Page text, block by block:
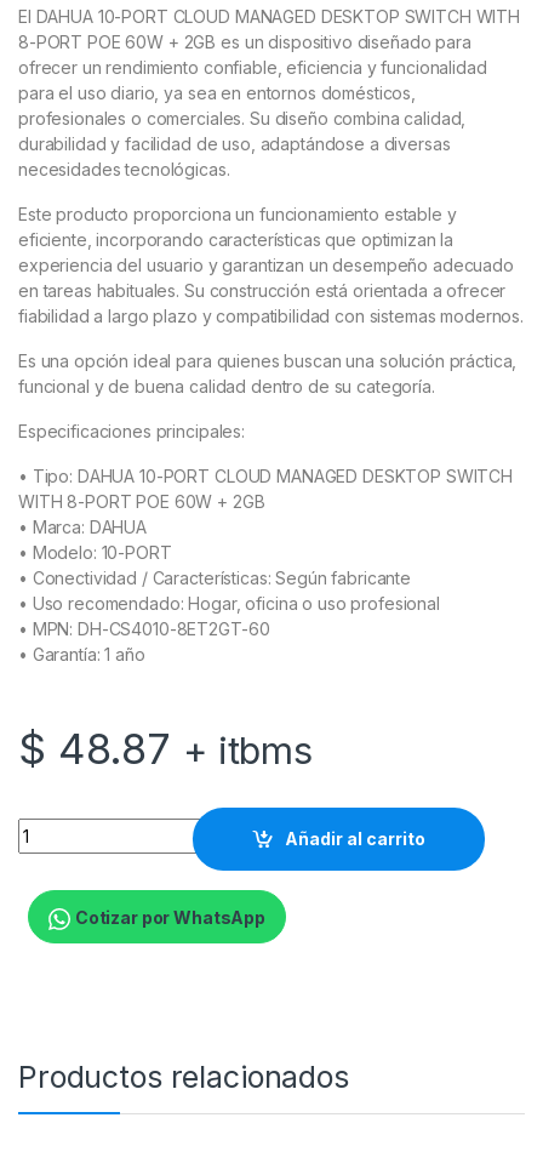
El DAHUA 10-PORT CLOUD MANAGED DESKTOP SWITCH WITH
8-PORT POE 60W + 2GB es un dispositivo diseñado para
ofrecer un rendimiento confiable, eficiencia y funcionalidad
para el uso diario, ya sea en entornos domésticos,
profesionales o comerciales. Su diseño combina calidad,
durabilidad y facilidad de uso, adaptándose a diversas
necesidades tecnológicas.
Este producto proporciona un funcionamiento estable y
eficiente, incorporando características que optimizan la
experiencia del usuario y garantizan un desempeño adecuado
en tareas habituales. Su construcción está orientada a ofrecer
fiabilidad a largo plazo y compatibilidad con sistemas modernos.
Es una opción ideal para quienes buscan una solución práctica,
funcional y de buena calidad dentro de su categoría.
Especificaciones principales:
• Tipo: DAHUA 10-PORT CLOUD MANAGED DESKTOP SWITCH
WITH 8-PORT POE 60W + 2GB
• Marca: DAHUA
• Modelo: 10-PORT
• Conectividad / Características: Según fabricante
• Uso recomendado: Hogar, oficina o uso profesional
• MPN: DH-CS4010-8ET2GT-60
• Garantía: 1 año
$ 48.87 + itbms
DAHUA 10-PORT CLOUD MANAGED DESKTOP SWITCH
Añadir al carrito
Cotizar por WhatsApp
Productos relacionados